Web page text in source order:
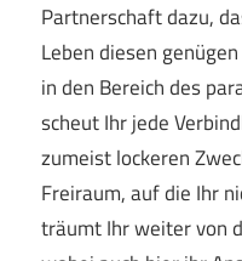
Partnerschaft dazu,
Leben diesen
in den Bereich des
scheut Ihr jede
zumeist lockeren
Freiraum, auf die Ihr
träumt Ihr weiter von